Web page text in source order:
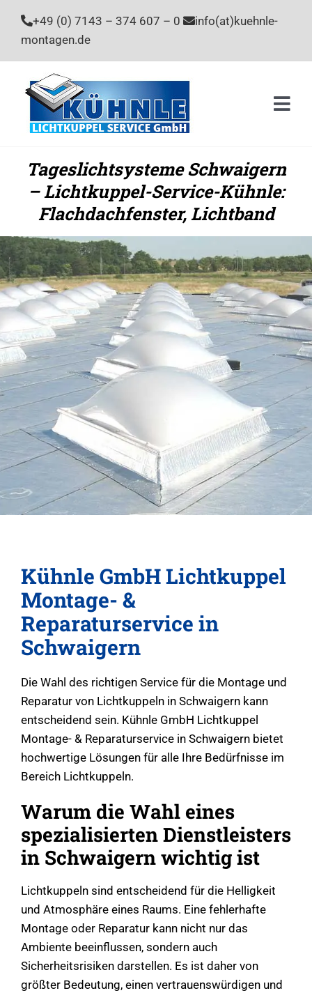
Inhalt
springen
+49 (0) 7143 – 374 607 – 0
info(at)kuehnle-
montagen.de
Tageslichtsysteme Schwaigern
– Lichtkuppel-Service-Kühnle:
Flachdachfenster, Lichtband
Kühnle GmbH Lichtkuppel
Montage- &
Reparaturservice in
Schwaigern
Die Wahl des richtigen Service für die Montage und
Reparatur von Lichtkuppeln in Schwaigern kann
entscheidend sein. Kühnle GmbH Lichtkuppel
Montage- & Reparaturservice in Schwaigern bietet
hochwertige Lösungen für alle Ihre Bedürfnisse im
Bereich Lichtkuppeln.
Warum die Wahl eines
spezialisierten Dienstleisters
in Schwaigern wichtig ist
Lichtkuppeln sind entscheidend für die Helligkeit
und Atmosphäre eines Raums. Eine fehlerhafte
Montage oder Reparatur kann nicht nur das
Ambiente beeinflussen, sondern auch
Sicherheitsrisiken darstellen. Es ist daher von
größter Bedeutung, einen vertrauenswürdigen und